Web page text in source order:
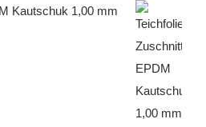
Kautschuk 1,00 mm